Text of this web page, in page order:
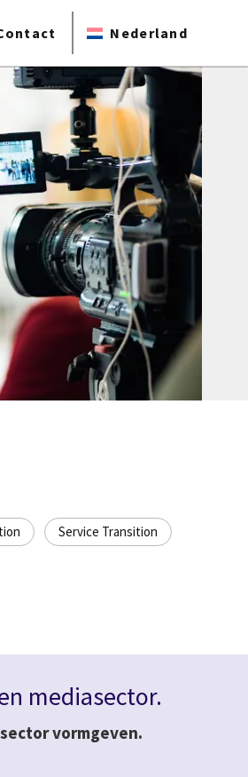
Nederland
Service Transition
mediasector.
vormgeven.